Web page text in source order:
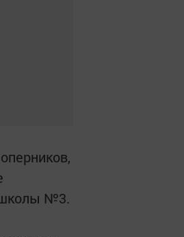
школы №3.